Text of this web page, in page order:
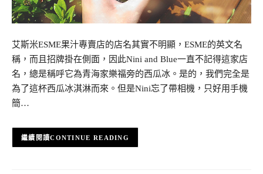
艾斯米ESME果汁專賣店的店名其實不明顯，ESME的英文名
稱，而且招牌掛在側面，因此Nini and Blue一直不記得這家店
名，總是稱呼它為青海家樂福旁的西瓜冰。是的，我們完全是
為了這杯西瓜冰淇淋而來。但是Nini忘了帶相機，只好用手機
簡…
CONTINUE READING